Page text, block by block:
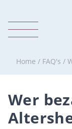
Home / FAQ's /
Wer